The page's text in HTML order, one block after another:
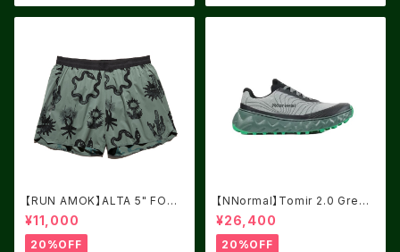
【RUN AMOK】ALTA 5" FORE
ST
¥11,000
20%OFF
【NNormal】Tomir 2.0 Green
USM8.0/UK7.5
¥26,400
20%OFF